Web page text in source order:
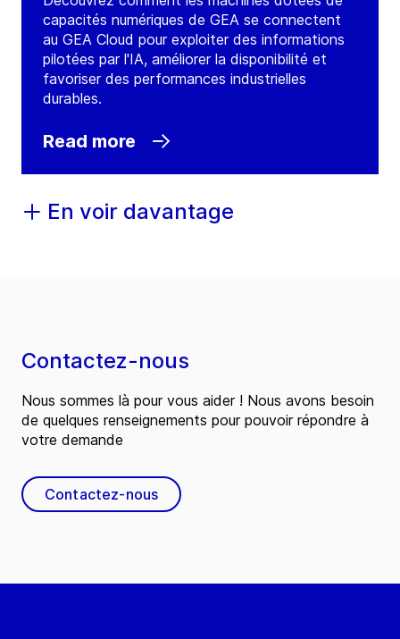
capacités numériques de GEA se connectent
au GEA Cloud pour exploiter des informations
pilotées par l'IA, améliorer la disponibilité et
favoriser des performances industrielles
durables.
Read more
En voir davantage
Contactez-nous
Nous sommes là pour vous aider ! Nous avons besoin
de quelques renseignements pour pouvoir répondre à
votre demande
Contactez-nous